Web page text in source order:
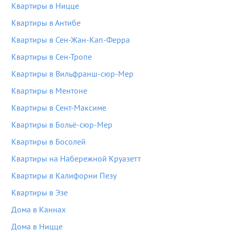
Квартиры в Ницце
Квартиры в Антибе
Квартиры в Сен-Жан-Кап-Ферра
Квартиры в Сен-Тропе
Квартиры в Вильфранш-сюр-Мер
Квартиры в Ментоне
Квартиры в Сент-Максиме
Квартиры в Больё-сюр-Мер
Квартиры в Босолей
Квартиры на Набережной Круазетт
Квартиры в Калифорни Пезу
Квартиры в Эзе
Дома в Каннах
Дома в Ницце